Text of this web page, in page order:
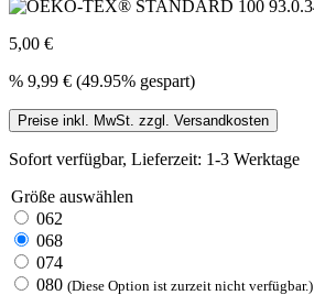
5,00 €
% 9,99 € (49.95% gespart)
Preise inkl. MwSt. zzgl. Versandkosten
Sofort verfügbar, Lieferzeit: 1-3 Werktage
Größe auswählen
062
068
074
080 (Diese Option ist zurzeit nicht verfügbar.)